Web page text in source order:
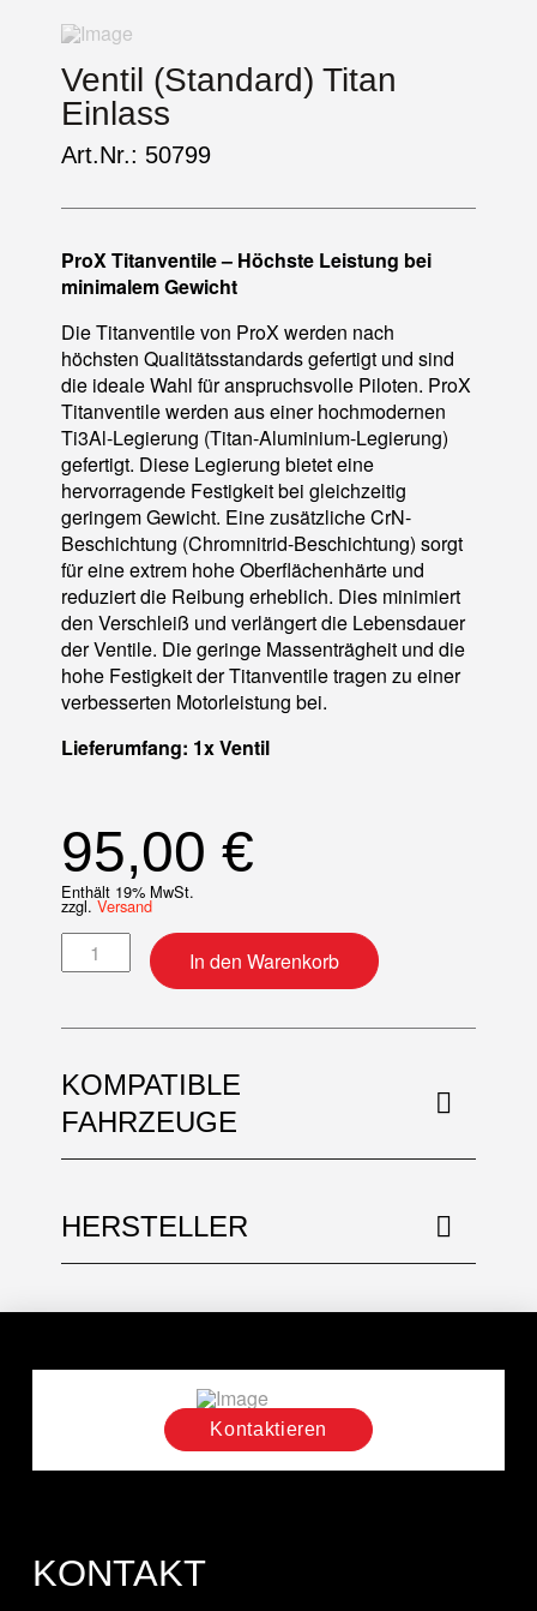
Ventil (Standard) Titan
Einlass
Art.Nr.: 50799
ProX Titanventile – Höchste Leistung bei
minimalem Gewicht
Die Titanventile von ProX werden nach
höchsten Qualitätsstandards gefertigt und sind
die ideale Wahl für anspruchsvolle Piloten. ProX
Titanventile werden aus einer hochmodernen
Ti3Al-Legierung (Titan-Aluminium-Legierung)
gefertigt. Diese Legierung bietet eine
hervorragende Festigkeit bei gleichzeitig
geringem Gewicht. Eine zusätzliche CrN-
Beschichtung (Chromnitrid-Beschichtung) sorgt
für eine extrem hohe Oberflächenhärte und
reduziert die Reibung erheblich. Dies minimiert
den Verschleiß und verlängert die Lebensdauer
der Ventile. Die geringe Massenträgheit und die
hohe Festigkeit der Titanventile tragen zu einer
verbesserten Motorleistung bei.
Lieferumfang: 1x Ventil
95,00 €
Enthält 19% MwSt.
zzgl. Versand
Ventil (Standard) Titan Einlass Menge
In den Warenkorb
KOMPATIBLE
FAHRZEUGE
HERSTELLER
Kontaktieren
KONTAKT